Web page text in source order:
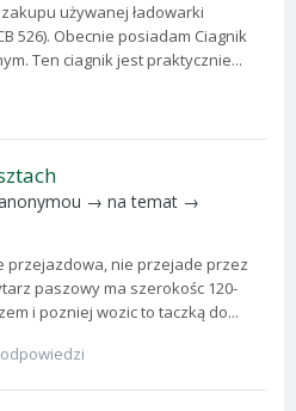
używanej ładowarki
526). Obecnie posiadam Ciagnik
Ten ciagnik jest praktycznie...
→ na temat →
przejazdowa, nie przejade przez
paszowy ma szerokośc 120-
i pozniej wozic to taczką do...